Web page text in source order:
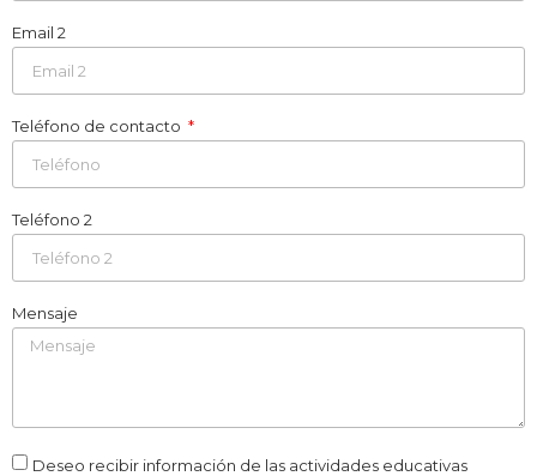
Email 2
Teléfono de contacto
Teléfono 2
Mensaje
Deseo recibir información de las actividades educativas